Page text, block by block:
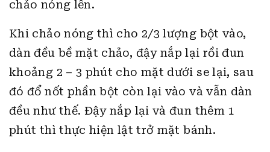
chảo nóng lên.
Khi chảo nóng thì cho 2/3 lượng bột vào,
dàn đều bề mặt chảo, đậy nắp lại rồi đun
khoảng 2 – 3 phút cho mặt dưới se lại, sau
đó đổ nốt phần bột còn lại vào và vẫn dàn
đều như thế. Đậy nắp lại và đun thêm 1
phút thì thực hiện lật trở mặt bánh.